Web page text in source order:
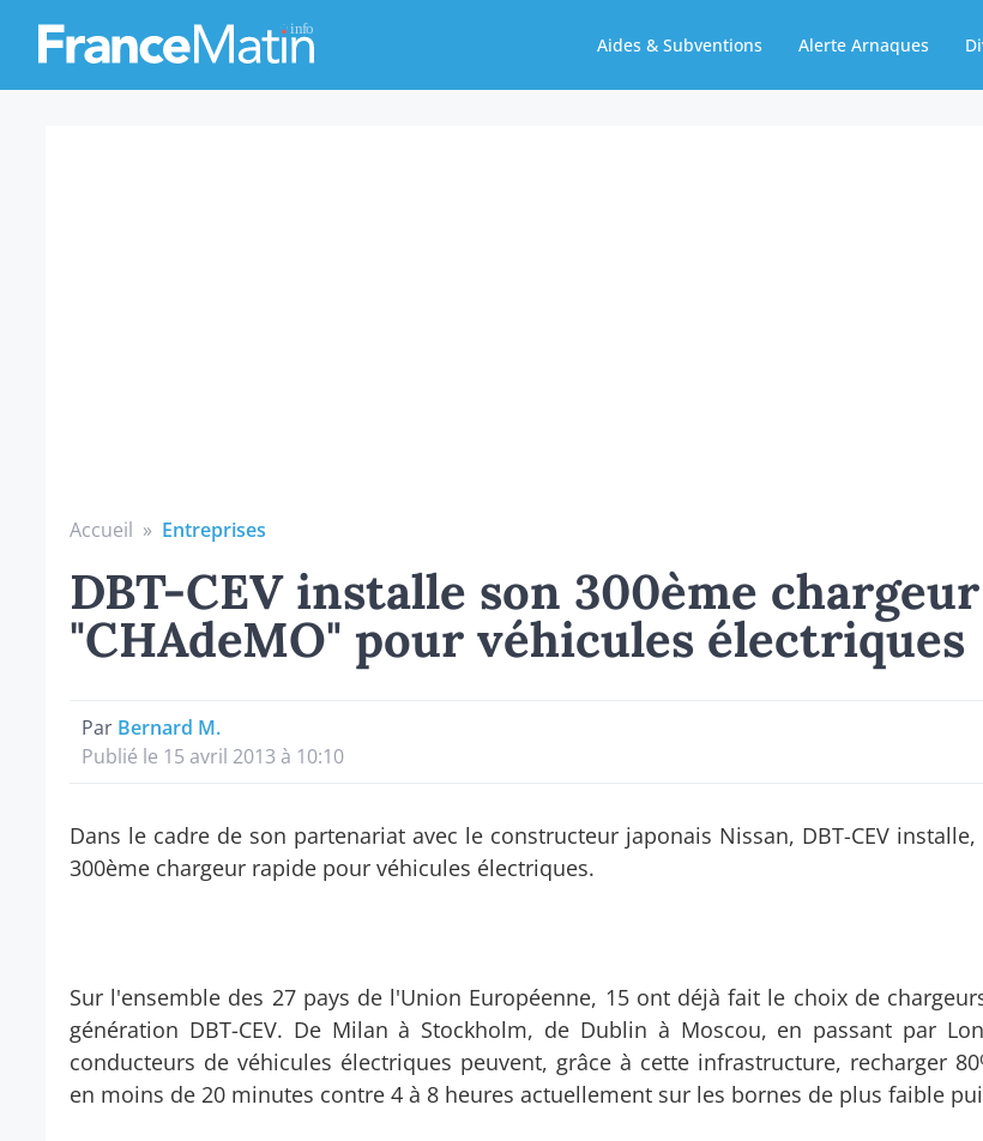
Aides & Subventions Alerte Arnaques
Accueil » Entreprises
DBT-CEV installe son 300ème
"CHAdeMO" pour véhicules électriques
Par Bernard M.
Publié le 15 avril 2013 à 10:10
Dans le cadre de son partenariat avec le constructeur japonais Nissan, DBT-CEV
300ème chargeur rapide pour véhicules électriques.
Sur l'ensemble des 27 pays de l'Union Européenne, 15 ont déjà fait le choix de
génération DBT-CEV. De Milan à Stockholm, de Dublin à Moscou, en passant par
conducteurs de véhicules électriques peuvent, grâce à cette infrastructure, recharger
en moins de 20 minutes contre 4 à 8 heures actuellement sur les bornes de plus faible